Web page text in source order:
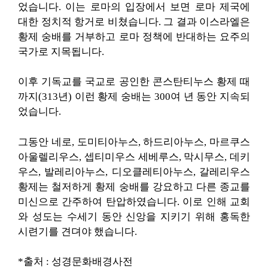
었습니다. 이는 로마의 입장에서 보면 로마 제국에
대한 정치적 항거로 비쳤습니다. 그 결과 이스라엘은
황제 숭배를 거부하고 로마 정책에 반대하는 요주의
국가로 지목됩니다.
이후 기독교를 국교로 공인한 콘스탄티누스 황제 때
까지(313년) 이런 황제 숭배는 300여 년 동안 지속되
었습니다.
그동안 네로, 도미티아누스, 하드리아누스, 마르쿠스
아울렐리우스, 셉티미우스 세베루스, 막시무스, 데키
우스, 발레리아누스, 디오클레티아누스, 갈레리우스
황제는 철저하게 황제 숭배를 강요하고 다른 종교를
미신으로 간주하여 탄압하였습니다. 이로 인해 교회
와 성도는 수세기 동안 신앙을 지키기 위해 홍독한
시련기를 견뎌야 했습니다.
*출처 : 성경문화배경사전